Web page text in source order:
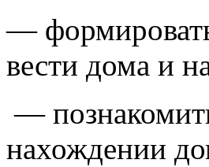
—
вести дома и
—
нахождении